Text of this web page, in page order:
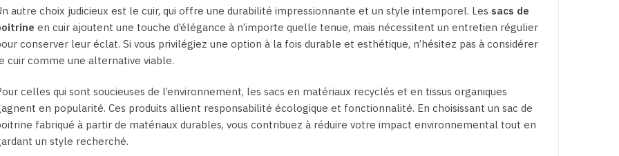
autre choix judicieux est le cuir, qui offre une durabilité impressionnante et un style intemporel. Les sacs de
en cuir ajoutent une touche d’élégance à n’importe quelle tenue, mais nécessitent un entretien régulier
conserver leur éclat. Si vous privilégiez une option à la fois durable et esthétique, n’hésitez pas à considérer
cuir comme une alternative viable.
celles qui sont soucieuses de l’environnement, les sacs en matériaux recyclés et en tissus organiques
en popularité. Ces produits allient responsabilité écologique et fonctionnalité. En choisissant un sac de
fabriqué à partir de matériaux durables, vous contribuez à réduire votre impact environnemental tout en
un style recherché.